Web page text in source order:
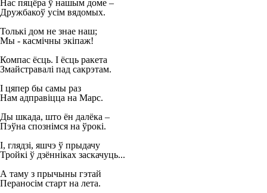
Нас пяцёра ў нашым доме –
Дружбакоў усім вядомых.
Толькі дом не знае наш;
Мы - касмічны экіпаж!
Компас ёсць. I ёсць ракета
Змайстравалі пад сакрэтам.
I цяпер бы самы раз
Нам адправіцца на Марс.
Ды шкада, што ён далёка –
Пэўна спознімся на ўрокі.
I, глядзі, яшчэ ў прыдачу
Тройкі ў дзённіках заскачуць...
А таму з прычыны гэтай
Пераносім старт на лета.